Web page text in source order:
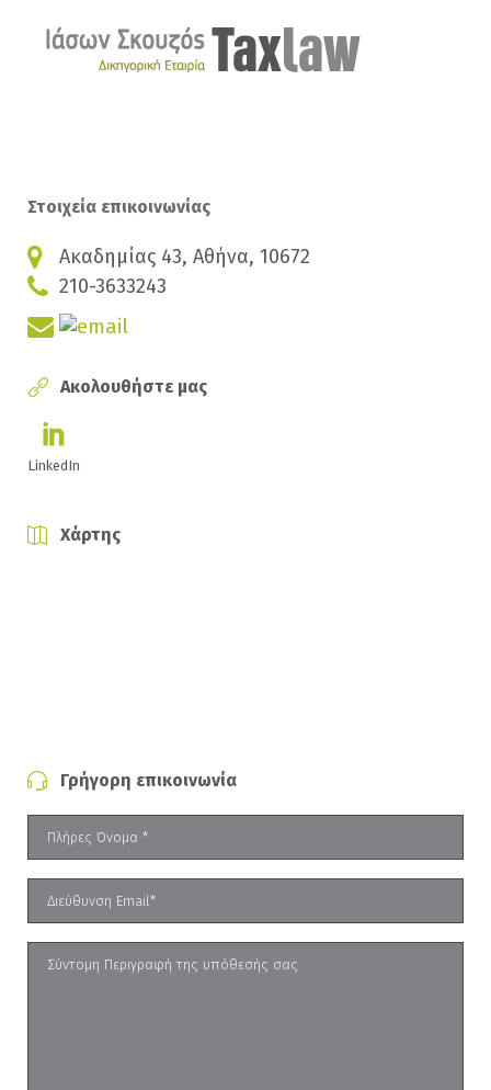
Στοιχεία επικοινωνίας
Ακαδημίας 43, Αθήνα, 10672
210-3633243
Ακολουθήστε μας
LinkedIn
Χάρτης
Γρήγορη επικοινωνία